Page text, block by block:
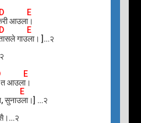
E
आउला।
E
गाउला। ]…२
E
त आउला।
E
सुनाउला।] …२